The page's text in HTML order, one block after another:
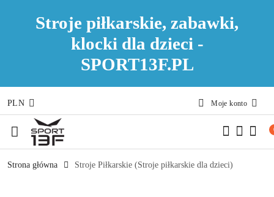
Stroje piłkarskie, zabawki,
klocki dla dzieci -
SPORT13F.PL
Przejdź do treści głównej
Przejdź do wyszukiwarki
Przejdź do moje konto
Przejdź do menu głównego
Przejdź do opisu produktu
Przejdź do stopki
PLN Moje konto
Strona główna Stroje Piłkarskie (Stroje piłkarskie dla dzieci)